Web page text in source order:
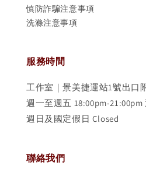
慎防詐騙注意事項
洗滌注意事項
服務時間
工作室｜景美捷運站1號出口
週一至週五 18:00pm-21:00pm
週日及國定假日 Closed
聯絡我們